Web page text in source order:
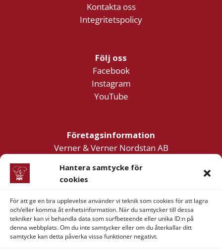
Hantera samtycke för
cookies
För att ge en bra upplevelse använder vi teknik som cookies för att lagra
och/eller komma åt enhetsinformation. När du samtycker till dessa
tekniker kan vi behandla data som surfbeteende eller unika ID:n på
denna webbplats. Om du inte samtycker eller om du återkallar ditt
samtycke kan detta påverka vissa funktioner negativt.
Kontakta oss
Integritetspolicy
Följ oss
Facebook
Instagram
YouTube
Företagsinformation
Verner & Verner Nordstan AB
411 05 Göteborg
Visa MasterCardAmerican